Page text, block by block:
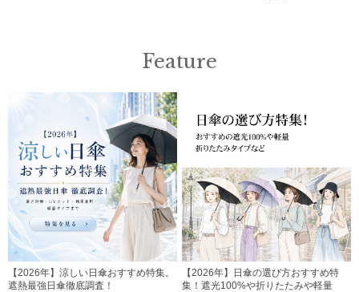
Feature
【2026年】涼しい日傘おすすめ特集。
遮熱最強日傘徹底調査！
【2026年】日傘の選び方おすすめ特
集！遮光100%や折りたたみや軽量